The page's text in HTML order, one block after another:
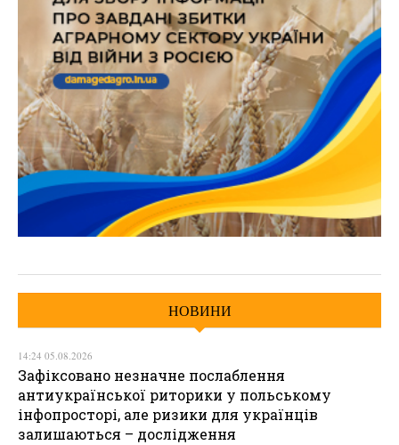
НОВИНИ
14:24 05.08.2026
Зафіксовано незначне послаблення
антиукраїнської риторики у польському
інфопросторі, але ризики для українців
залишаються – дослідження